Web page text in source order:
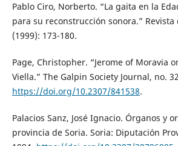
Pablo Ciro, Norberto. “La gaita en la
para su reconstrucción sonora.” Revista
(1999): 173-180.
Page, Christopher. “Jerome of Moravia
Viella.” The Galpin Society Journal, no.
https://doi.org/10.2307/841538.
Palacios Sanz, José Ignacio. Órganos y
provincia de Soria. Soria: Diputación